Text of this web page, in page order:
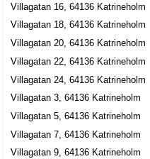
Villagatan 16, 64136 Katrineholm
Villagatan 18, 64136 Katrineholm
Villagatan 20, 64136 Katrineholm
Villagatan 22, 64136 Katrineholm
Villagatan 24, 64136 Katrineholm
Villagatan 3, 64136 Katrineholm
Villagatan 5, 64136 Katrineholm
Villagatan 7, 64136 Katrineholm
Villagatan 9, 64136 Katrineholm